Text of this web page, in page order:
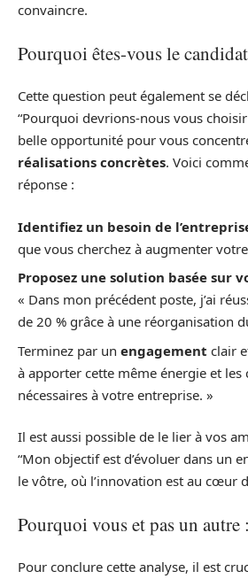
convaincre.
Pourquoi êtes-vous le
Cette question peut également se
“Pourquoi devrions-nous vous
belle opportunité pour vous
réalisations concrètes. Voici
réponse :
Identifiez un besoin de
que vous cherchez à augmenter
Proposez une solution basée sur
« Dans mon précédent poste, j’ai
de 20 % grâce à une réorganisation
Terminez par un engagement clair
à apporter cette même énergie et les
nécessaires à votre entreprise. »
Il est aussi possible de le lier à vos
“Mon objectif est d’évoluer dans un
le vôtre, où l’innovation est au cœur
Pourquoi vous et pas un autre
Pour conclure cette analyse, il est